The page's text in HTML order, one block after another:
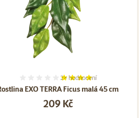
EXO TERRA Ficus malá 45 cm
Hodnocení 80%, počet
2× hodnocení
Cena
209 Kč